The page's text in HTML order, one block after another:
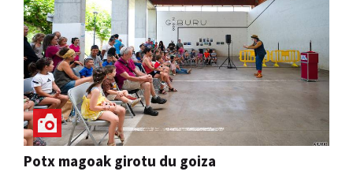
Potx magoak girotu du goiza